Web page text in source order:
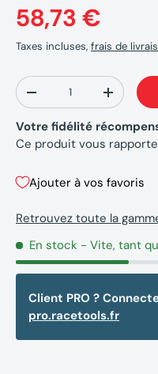
58,73 €
Taxes incluses, frais de
Qté
-
+
Votre fidélité
Ce produit vous rapporte
Ajouter à vos favoris
Retrouvez toute la
En stock - Vite, tant
Client PRO ?
pro.racetools.fr